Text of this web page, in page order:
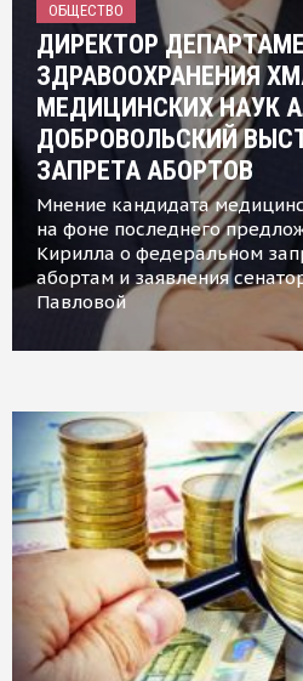
ОБЩЕСТВО
ДИРЕКТОР
ЗДРАВООХРАНЕНИЯ
МЕДИЦИНСКИХ НАУК
ДОБРОВОЛЬСКИЙ
ЗАПРЕТА АБОРТОВ
Мнение кандидата
на фоне последнего
Кирилла о федеральном
абортам и заявления
Павловой